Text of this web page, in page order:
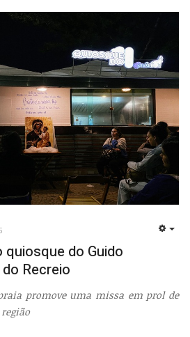
quiosque do Guido
Recreio
promove uma missa em prol de